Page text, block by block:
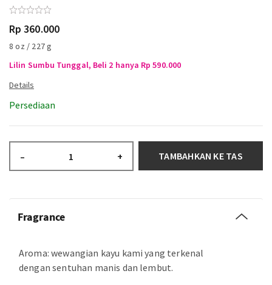
Rp 360.000
8 oz / 227 g
Lilin Sumbu Tunggal, Beli 2 hanya Rp 590.000
Persediaan
– + TAMBAHKAN KE TAS
Fragrance
Aroma: wewangian kayu kami yang terkenal
dengan sentuhan manis dan lembut.